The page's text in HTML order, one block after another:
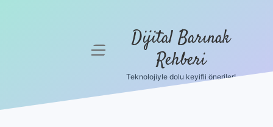
menüyü
Dijital Barınak
Rehberi
Teknolojiyle dolu keyifli öneriler!